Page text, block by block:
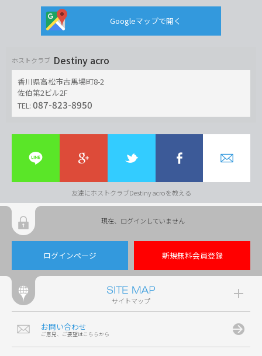
Googleマップで開く
ホストクラブ Destiny acro
香川県高松市古馬場町8-2
佐伯第2ビル2F
TEL: 087-823-8950
友達にホストクラブDestiny acroを教える
現在、ログインしていません
ログインページ 新規無料会員登録
サイトマップ
お問い合わせ
ご意見、ご要望はこちらから